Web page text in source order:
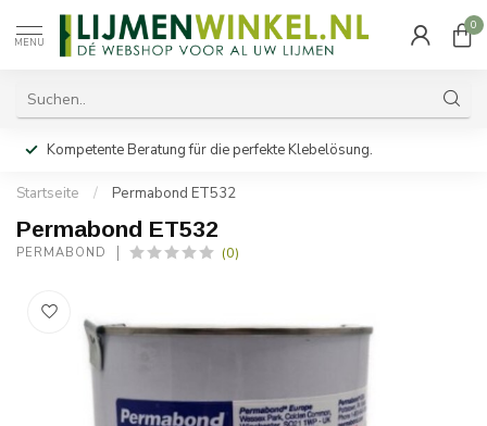
MENU
0
Kompetente Beratung für die perfekte Klebelösung.
Startseite / Permabond ET532
Permabond ET532
PERMABOND (0)